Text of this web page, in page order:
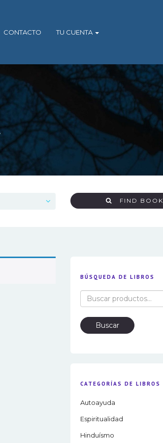
CONTACTO TU CUENTA
FIND BOOK
BÚSQUEDA DE LIBROS
Buscar
por:
Buscar
CATEGORÍAS DE LIBROS
Autoayuda
Espiritualidad
Hinduísmo